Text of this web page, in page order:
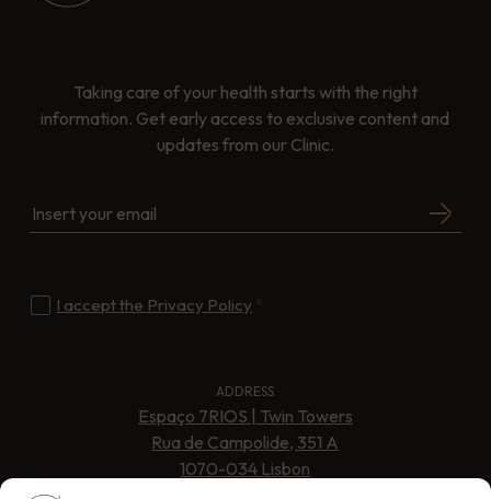
Taking care of your health starts with the right
information. Get early access to exclusive content and
updates from our Clinic.
Insert your email
I accept the Privacy Policy
ADDRESS
Espaço 7RIOS | Twin Towers
Rua de Campolide, 351 A
1070-034 Lisbon